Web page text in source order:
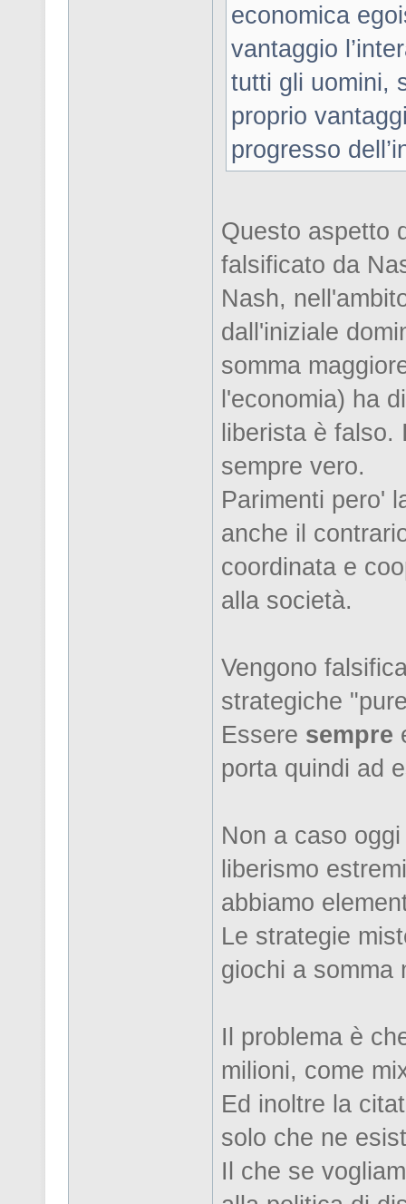
economica
vantaggio
tutti gli uomini,
proprio
progresso
Questo aspetto
falsificato da
Nash,
dall'iniziale
somma
l'economia) ha
liberista è falso.
sempre vero.
Parimenti pero'
anche il
coordinata e
alla società.
Vengono
strategiche
Essere sempre
porta quindi ad
Non a caso
liberismo
abbiamo
Le strategie
giochi a somma
Il problema è
milioni, come
Ed inoltre la
solo che ne
Il che se